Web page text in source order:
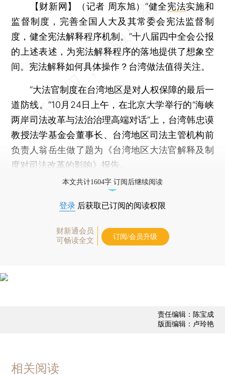
【财新网】（记者 周东旭）“健全宪法实施和
监督制度，完善全国人大及其常委会宪法监督制
度，健全宪法解释程序机制。”十八届四中全会公报
的上述表述，为宪法解释程序的落地提供了想象空
间。宪法解释如何具体操作？台湾做法值得关注。
“大法官制度在台湾地区是对人权保障的最后一
道防线。”10月24日上午，在北京大学举行的“海峡
两岸司法改革与法治治理高端对话”上，台湾韩忠谟
教授法学基金会董事长、台湾地区司法主管机构前
负责人翁岳生做了题为《台湾地区大法官解释及制
度对司法改革的影响》报告。
本文共计1604字 订阅后继续阅读
登录 后获取已订阅的阅读权限
财新通会员
可畅读全文
订阅/会员升级
责任编辑：陈宝成
版面编辑：卢玲艳
相关阅读